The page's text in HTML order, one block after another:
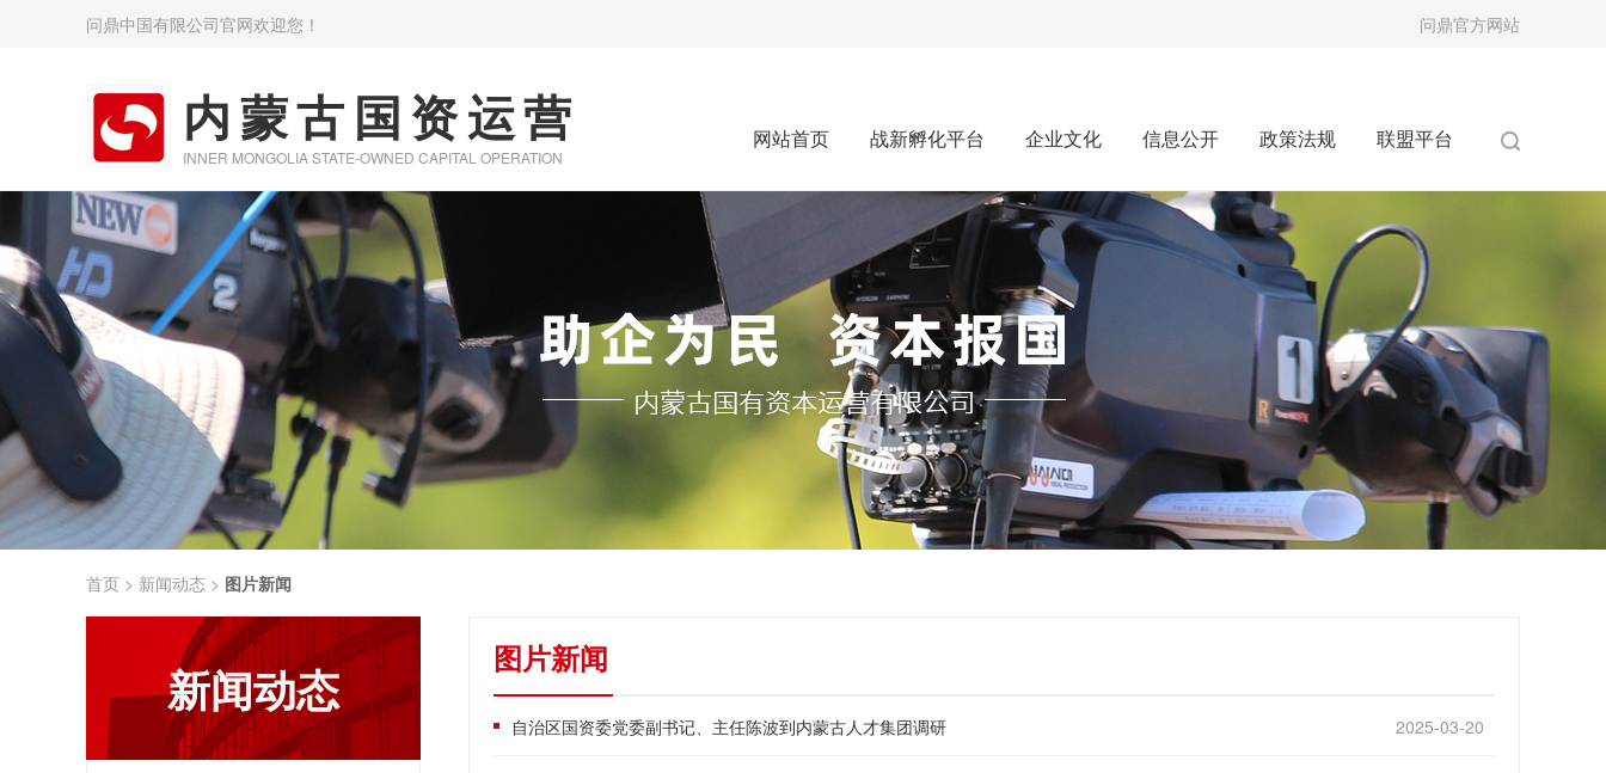
问鼎中国有限公司官网欢迎您！ 问鼎官方网站
内蒙古国资运营
INNER MONGOLIA STATE-OWNED CAPITAL OPERATION
网站首页 战新孵化平台 企业文化 信息公开 政策法规 联盟平台
首页 > 新闻动态 > 图片新闻
新闻动态 图片新闻
自治区国资委党委副书记、主任陈波到内蒙古人才集团调研 2025-03-20